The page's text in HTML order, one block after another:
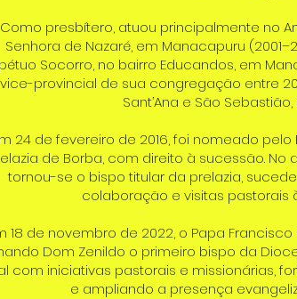
Como presbítero, atuou principalmente no
Senhora de Nazaré, em Manacapuru
Socorro, no bairro Educandos, em
provincial de sua congregação entre
Sant’Ana e São
24 de fevereiro de 2016, foi nomeado
de Borba, com direito à sucessão. No
tornou-se o bispo titular da prelazia,
colaboração e visitas pastorais
18 de novembro de 2022, o Papa
Dom Zenildo o primeiro bispo da
com iniciativas pastorais e missionárias,
e ampliando a presença